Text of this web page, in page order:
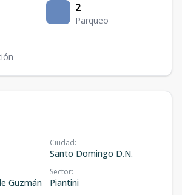
2
Parqueo
Ciudad:
Santo Domingo D.N.
Guzmán
Sector:
Piantini